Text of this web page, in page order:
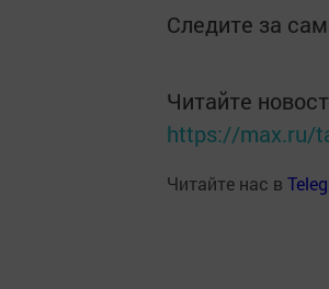
Следите за
Читайте
https://max.ru/
Читайте нас в